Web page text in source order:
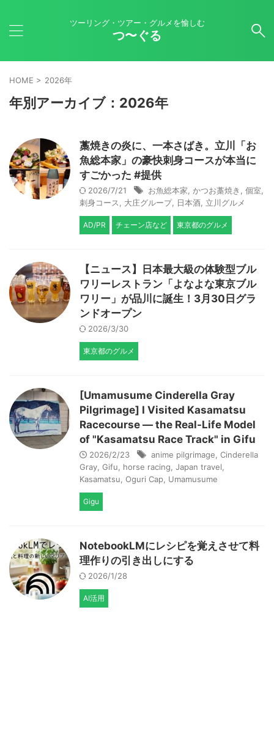
ツーリング・ツアー・グルメを愉しむ
つ〜ぐる
HOME > 2026年
年別アーカイブ：2026年
藁焼きの炎に、一本さばき。立川「お
魚総本家」の豪快刺身コースが本当に
すごかった #提供
2026/7/21 お魚総本家 かつお藁焼き 個室
刺身コース
大庄グループ, 日本酒 立川グルメ
AD/PR チェーン店など 東京都のグルメ
【ニュース】日本最大級の体験型ブル
ワリーレストラン「よなよな東京ブル
ワリー」が品川に誕生！3月30日グラ
ンドオープン
2026/3/30
東京都のグルメ
[Umamusume Cinderella Gray
Pilgrimage] I Visited Kasamatsu
Racecourse — the Real-Life Model
of "Kasamatsu Race Track" in Gifu
2026/2/23 anime pilgrimage Cinderella
Gray Gifu horse racing Japan travel
Kasamatsu Oguri Cap Umamusume
Gigu
NotebookLMにレシピを覚えさせて料
理作りの引き出しにする
2026/1/28
AI活用